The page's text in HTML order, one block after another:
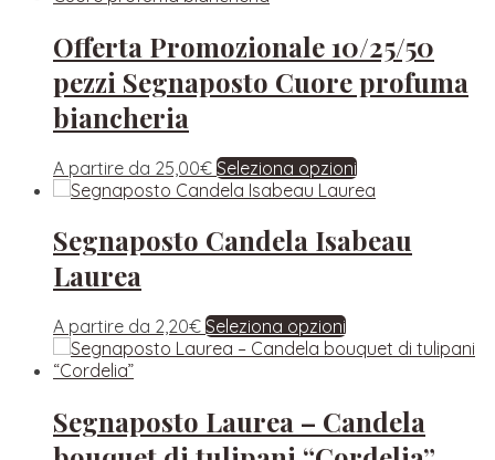
Offerta Promozionale 10/25/50
pezzi Segnaposto Cuore profuma
biancheria
A partire da 25,00€ Seleziona opzioni
Segnaposto Candela Isabeau
Laurea
A partire da 2,20€ Seleziona opzioni
Segnaposto Laurea – Candela